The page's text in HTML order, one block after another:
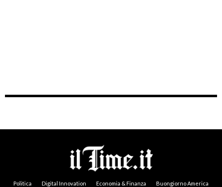
Politica Digital Innovation Economia & Finanza Buongiorno America